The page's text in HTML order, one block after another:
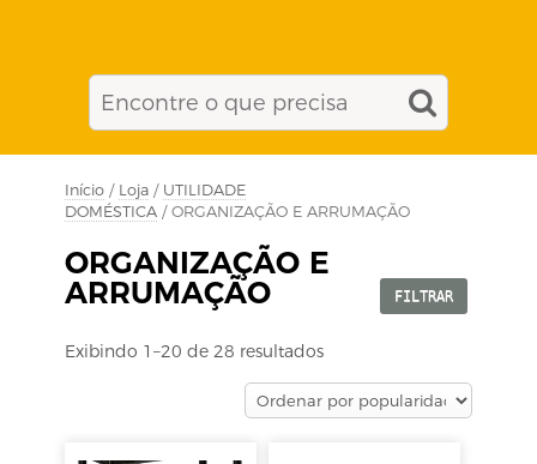
Início / Loja / UTILIDADE
DOMÉSTICA / ORGANIZAÇÃO E ARRUMAÇÃO
ORGANIZAÇÃO E
ARRUMAÇÃO
FILTRAR
Exibindo 1–20 de 28 resultados